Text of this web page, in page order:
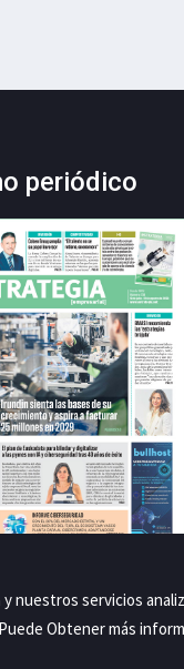
periódico
nuestros servicios
Obtener más